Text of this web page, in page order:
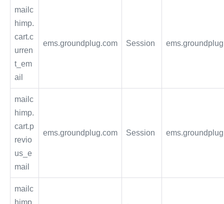
mailc
himp.
cart.c
urren
t_em
ail
ems.groundplug.com Session
mailc
himp.
cart.p
revio
us_e
mail
ems.groundplug.com Session
mailc
himp